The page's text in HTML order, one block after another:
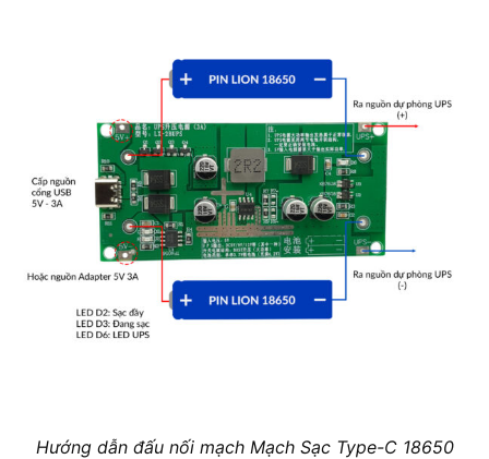
Hướng dẫn đấu nối mạch Mạch Sạc Type-C 18650